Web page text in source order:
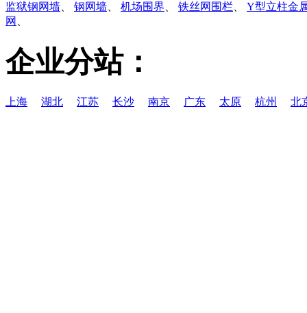
监狱钢网墙 钢网墙 机场围界 铁丝网围栏
Y型立柱金
网
企业分站：
上海 湖北 江苏 长沙 南京 广东 太原 杭州 北